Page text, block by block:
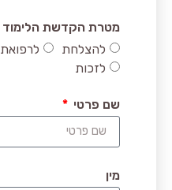
מטרת הקדשת הלימוד
להצלחת
לרפואת
לזכות
שם פרטי
מין